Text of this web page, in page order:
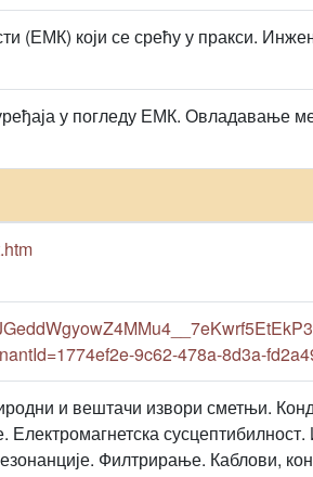
(ЕМК) који се срећу у пракси.
у погледу ЕМК. Овладавање
9c62-478a-8d3a-
и вештачи извори сметњи.
Филтрирање. Каблови,